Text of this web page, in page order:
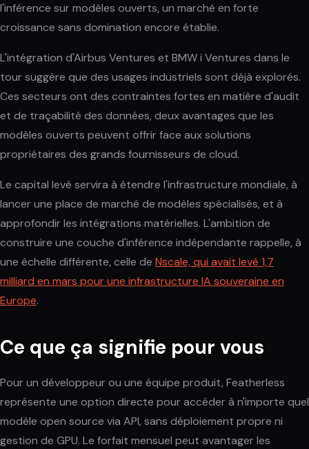
l'inférence sur modèles ouverts, un marché en forte
croissance sans domination encore établie.
L'intégration d'Airbus Ventures et BMW i Ventures dans le
tour suggère que des usages industriels sont déjà explorés.
Ces secteurs ont des contraintes fortes en matière d'audit
et de traçabilité des données, deux avantages que les
modèles ouverts peuvent offrir face aux solutions
propriétaires des grands fournisseurs de cloud.
Le capital levé servira à étendre l'infrastructure mondiale, à
lancer une place de marché de modèles spécialisés, et à
approfondir les intégrations matérielles. L'ambition de
construire une couche d'inférence indépendante rappelle, à
une échelle différente, celle de Nscale, qui avait levé 1,7
milliard en mars pour une infrastructure IA souveraine en
Europe.
Ce que ça signifie pour vous
Pour un développeur ou une équipe produit, Featherless
représente une option directe pour accéder à n'importe quel
modèle open source via API, sans déploiement propre ni
gestion de GPU. Le forfait mensuel peut avantager les